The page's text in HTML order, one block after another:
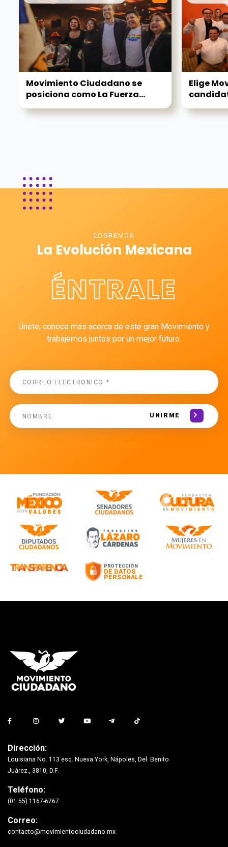
Movimiento Ciudadano se
posiciona como La Fuerza...
Elige
LOGREMOS
La Evolución Mexicana
ÉNTRALE
Únete, conoce más acerca de este gran Movimiento y
trabajemos juntos por un mejor futuro.
UNIRME
Dirección:
Louisiana No. 113 esq. Nueva York, Nápoles, Del. Benito
Juárez., 3810, D.F.
Teléfono:
(01 55) 1167-6767
Correo:
contacto@movimientociudadano.mx